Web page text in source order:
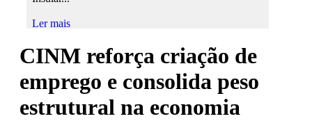
Ler mais
CINM reforça criação de
emprego e consolida peso
estrutural na economia